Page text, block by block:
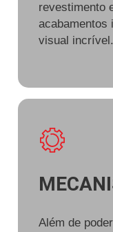
revestimento
acabamentos
visual incrível.
Além de